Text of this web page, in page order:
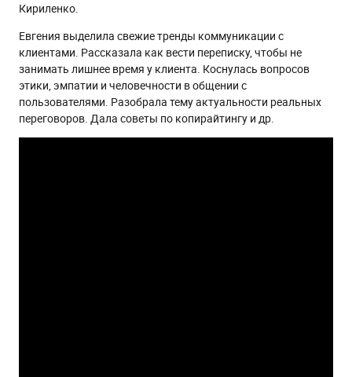
Кириленко.
Евгения выделила свежие тренды коммуникации с
клиентами. Рассказала как вести переписку, чтобы не
занимать лишнее время у клиента. Коснулась вопросов
этики, эмпатии и человечности в общении с
пользователями. Разобрала тему актуальности реальных
переговоров. Дала советы по копирайтингу и др.